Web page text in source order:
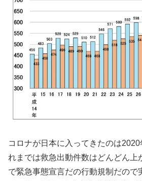
コロナが日本に入ってきたのは
れまでは救急出動件数はどんどん上
で緊急事態宣言だの行動規制だので